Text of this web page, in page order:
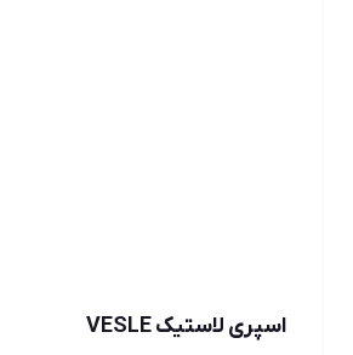
اسپری لاستیک VESLE